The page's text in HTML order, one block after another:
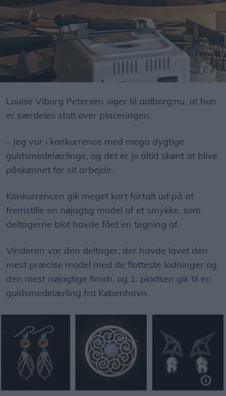
Louise Viborg Petersen siger til aalborg:nu, at hun
er særdeles stolt over placeringen.
- Jeg var i konkurrence med mega dygtige
guldsmedelærlinge, og det er jo altid skønt at blive
påskønnet for sit arbejde.
Konkurrencen gik meget kort fortalt ud på at
fremstille en nøjagtig model af et smykke, som
deltagerne blot havde fået en tegning af.
Vinderen var den deltager, der havde lavet den
mest præcise model med de flotteste lodninger og
den mest nøjagtige finish, og 1. pladsen gik til en
guldsmedelærling fra København.